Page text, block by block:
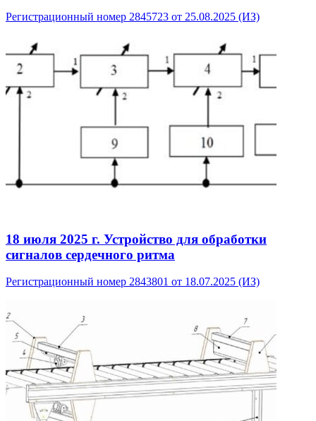
Регистрационный номер 2845723 от 25.08.2025 (ИЗ)
18 июля 2025 г. Устройство для обработки
сигналов сердечного ритма
Регистрационный номер 2843801 от 18.07.2025 (ИЗ)